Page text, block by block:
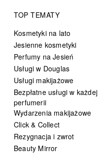
TOP TEMATY
Kosmetyki na lato
Jesienne kosmetyki
Perfumy na Jesień
Usługi w Douglas
Usługi makijażowe
Bezpłatne usługi w każdej
perfumerii
Wydarzenia makijażowe
Click & Collect
Rezygnacja i zwrot
Beauty Mirror